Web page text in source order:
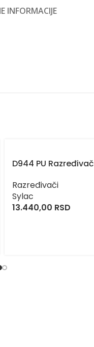
INFORMACIJE
D944 PU Razređivač
Razređivači
Sylac
13.440,00 RSD